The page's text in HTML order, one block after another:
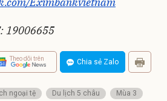
19006655
Theo dõi trên Chia sẻ Zalo
ngoại tệ Du lịch 5 châu
Mùa 3